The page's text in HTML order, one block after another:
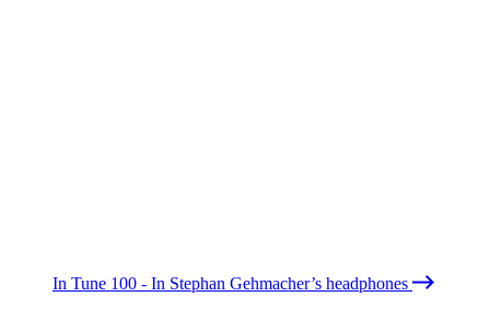
In Tune 100 - In Stephan Gehmacher’s headphones